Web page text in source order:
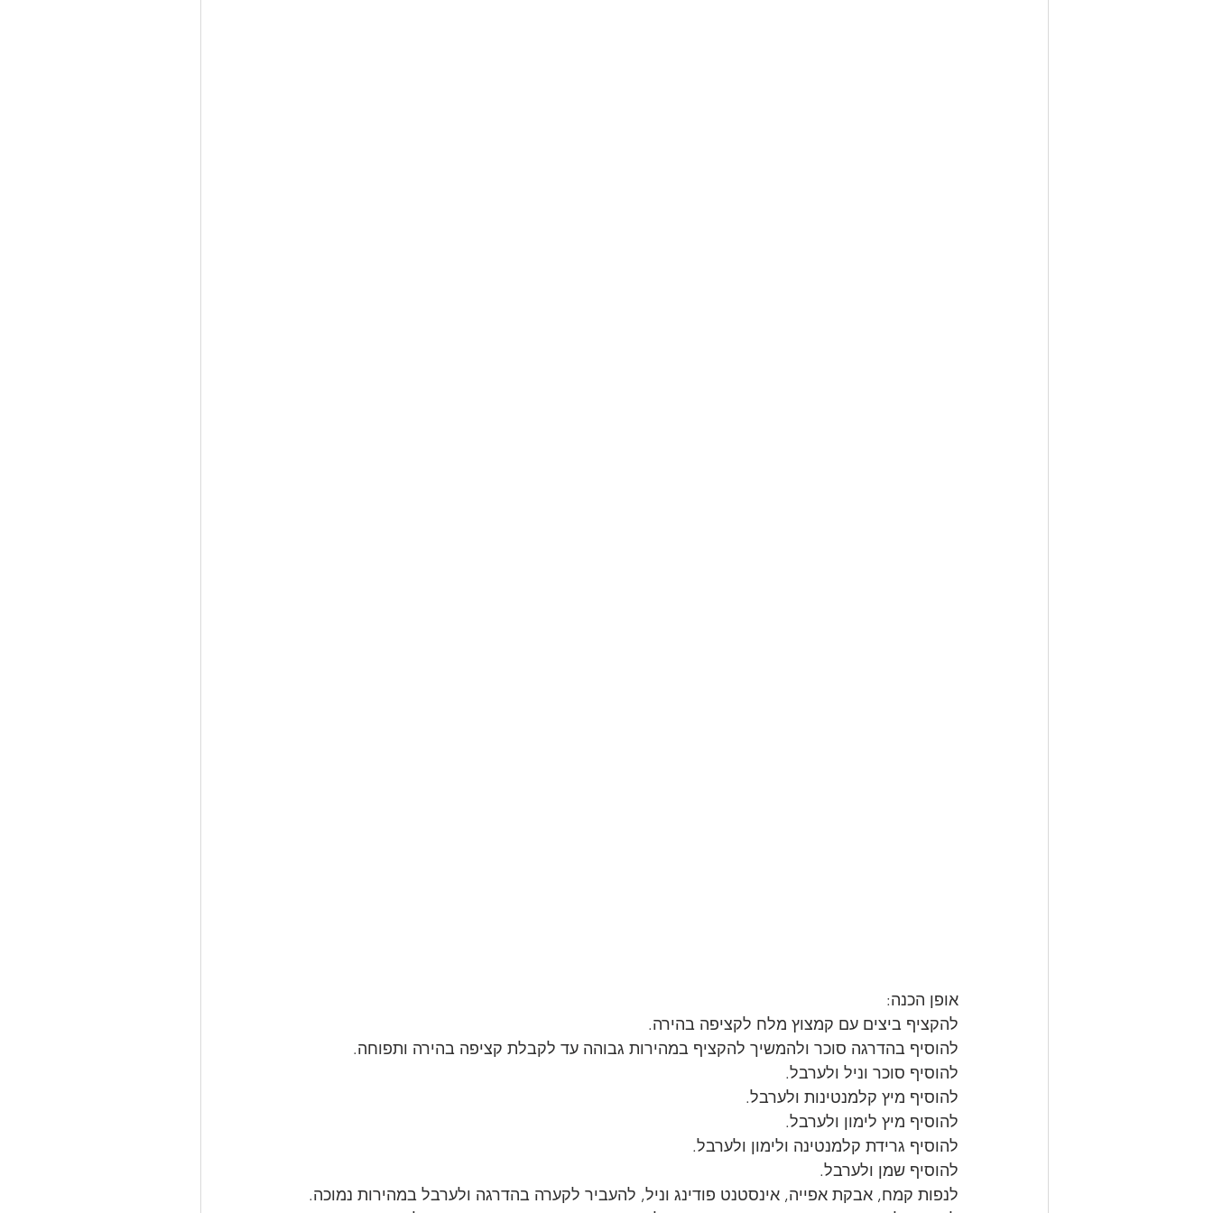
אופן הכנה:
להקציף ביצים עם קמצוץ מלח לקציפה בהירה.
להוסיף בהדרגה סוכר ולהמשיך להקציף במהירות גבוהה עד לקבלת קציפה בהירה ותפוחה.
להוסיף סוכר וניל ולערבל.
להוסיף מיץ קלמנטינות ולערבל.
להוסיף מיץ לימון ולערבל.
להוסיף גרידת קלמנטינה ולימון ולערבל.
להוסיף שמן ולערבל.
לנפות קמח, אבקת אפייה, אינסטנט פודינג וניל, להעביר לקערה בהדרגה ולערבל במהירות נמוכה.